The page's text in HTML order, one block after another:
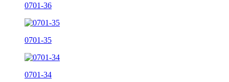
0701-36
0701-35
0701-34